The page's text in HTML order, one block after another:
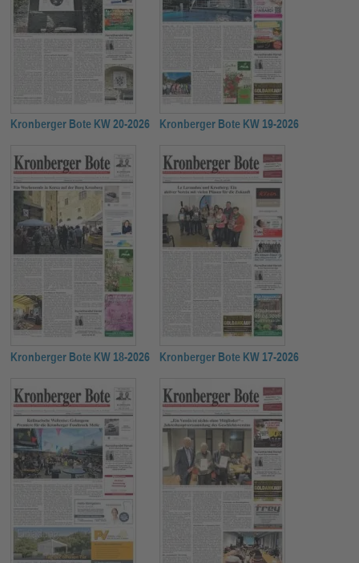
Kronberger Bote KW 20-2026 Kronberger Bote KW 19-2026
Kronberger Bote KW 18-2026 Kronberger Bote KW 17-2026